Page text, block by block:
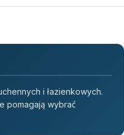
i łazienkowych.
pomagają wybrać